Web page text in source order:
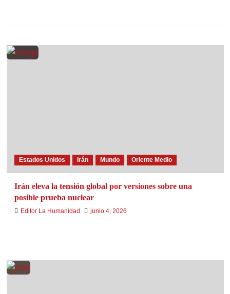
Estados Unidos Irán Mundo Oriente Medio
Irán eleva la tensión global por versiones sobre una
posible prueba nuclear
Editor La Humanidad junio 4, 2026